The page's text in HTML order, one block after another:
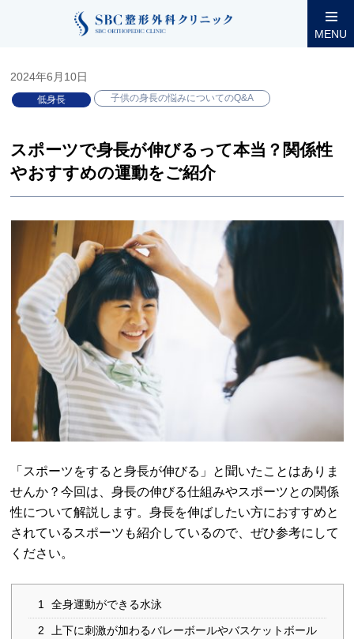
MENU
整形外科コラム 小児低身長 子供の身長の悩みについてのQ&A
2024年6月10日
低身長 子供の身長の悩みについてのQ&A
スポーツで身長が伸びるって本当？関係性
やおすすめの運動をご紹介
「スポーツをすると身長が伸びる」と聞いたことはありま
せんか？今回は、身長の伸びる仕組みやスポーツとの関係
性について解説します。身長を伸ばしたい方におすすめと
されているスポーツも紹介しているので、ぜひ参考にして
ください。
1 全身運動ができる水泳
2 上下に刺激が加わるバレーボールやバスケットボール